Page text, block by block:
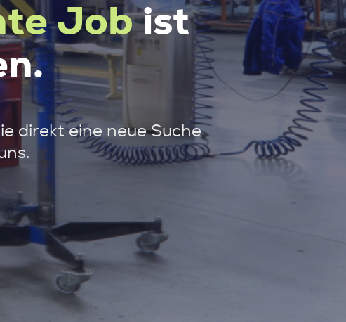
Jobist
direkt eine neue Suche